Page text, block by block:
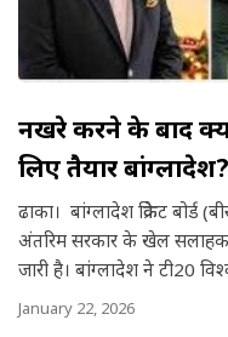
नखरे करने के बाद
लिए तैयार
ढाका। बांग्लादेश क्रिकेट बोर्ड
अंतरिम सरकार के खेल
जारी है। बांग्लादेश ने टी20
January 22, 2026